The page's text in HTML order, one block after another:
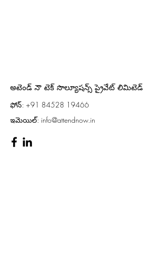
అటెండ్ నౌ టెక్ సొల్యూషన్స్ ప్రైవేట్ లిమిటెడ్
ఫోన్: +91 84528 19466
ఇమెయిల్: info@attendnow.in